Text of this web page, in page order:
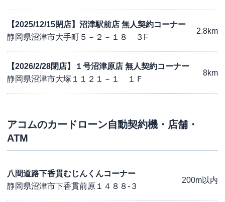
【2025/12/15閉店】沼津駅前店 無人契約コーナー
静岡県沼津市大手町５－２－１８ ３F
2.8km
【2026/2/28閉店】１号沼津原店 無人契約コーナー
静岡県沼津市大塚１１２１－１ １Ｆ
8km
アコムのカードローン自動契約機・店舗・
ATM
八間道路下香貫むじんくんコーナー
静岡県沼津市下香貫前原１４８８-３
200m以内